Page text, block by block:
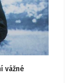
vážné